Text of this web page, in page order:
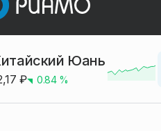
Юань
₽ 0.84%